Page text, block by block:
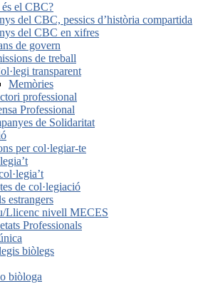
el CBC?
del CBC, pessics d’història compartida
del CBC en xifres
de govern
de treball
transparent
Memòries
professional
Professional
de Solidaritat
per col·legiar-te
de col·legiació
estrangers
Llicenc nivell MECES
Professionals
biòlegs
biòloga